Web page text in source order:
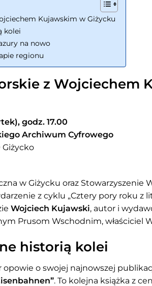
Kujawskim w Giżycku
kolei
na nowo
regionu
z Wojciechem
godz. 17.00
Archiwum Cyfrowego
Giżycko
w Giżycku oraz Stowarzyszenie
z cyklu „Cztery pory roku z
Wojciech Kujawski, autor i
Prusom Wschodnim, właściciel
historią kolei
opowie o swojej najnowszej
. To kolejna książka z